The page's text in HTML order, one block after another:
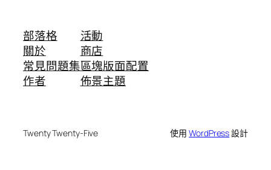
部落格
關於
常見問題集
作者
活動
商店
區塊版面配置
佈景主題
Twenty Twenty-Five 使用WordPress設計